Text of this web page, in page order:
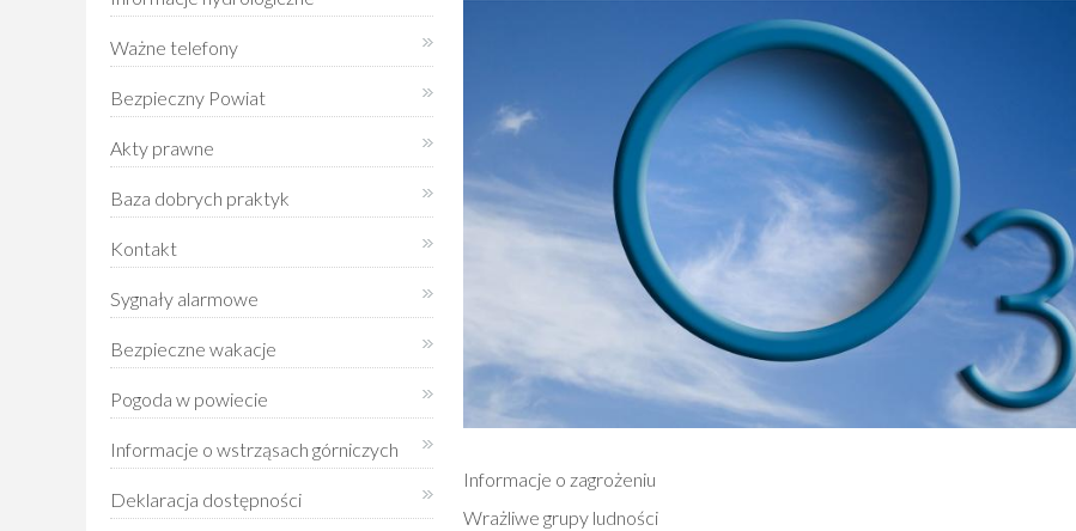
Ważne telefony
Bezpieczny Powiat
Akty prawne
Baza dobrych praktyk
Kontakt
Sygnały alarmowe
Bezpieczne wakacje
Pogoda w powiecie
Informacje o wstrząsach górniczych
Deklaracja dostępności
Informacje o zagrożeniu
Wrażliwe grupy ludności